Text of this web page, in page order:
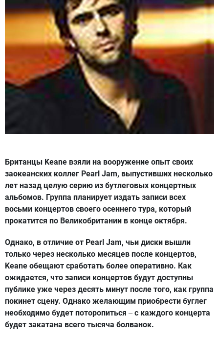
Британцы Keane взяли на вооружение опыт своих
заокеанских коллег Pearl Jam, выпустивших несколько
лет назад целую серию из бутлеговых концертных
альбомов. Группа планирует издать записи всех
восьми концертов своего осеннего тура, который
прокатится по Великобритании в конце октября.
Однако, в отличие от Pearl Jam, чьи диски вышли
только через несколько месяцев после концертов,
Keane обещают сработать более оперативно. Как
ожидается, что записи концертов будут доступны
публике уже через десять минут после того, как группа
покинет сцену. Однако желающим приобрести буглег
необходимо будет поторопиться – с каждого концерта
будет закатана всего тысяча болванок.